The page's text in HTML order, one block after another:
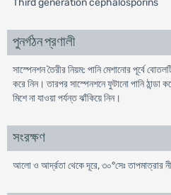
Third generation cephalosporins
পুনর্গঠন প্রণালী
সাস্পেনশন তৈরীর নিয়ম: পানি মেশানোর পূর্বে
করে নিন। তারপর সাস্পেনশনে ফুটানো পানি ঠান্ডা
মিশে না যাওয়া পর্যন্ত ঝাঁকিয়ে নিন।
সংরক্ষণ
আলো ও আর্দ্রতা থেকে দূরে, ৩০°সেঃ তাপমাত্রার